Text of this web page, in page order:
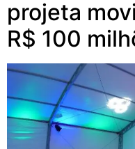
projeta
R$ 100